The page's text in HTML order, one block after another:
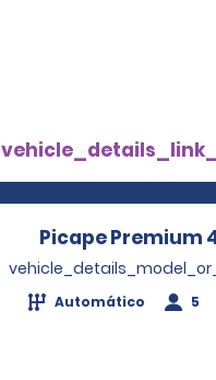
Picape Premium
Automático 5